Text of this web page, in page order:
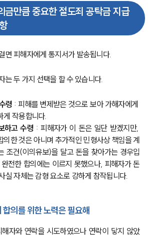
통합검색
AI대륜
사례분석/최신동향
형사 법률정보
형사소송·상담후기
업무분야
형사그룹 업무
전체
금만큼 중요한 절도죄 공탁금 지급
면 피해자에게 통지서가 발송됩니다.
는 두 가지 선택을 할 수 있습니다.
령 : 피해를 변제받은 것으로 보아 가해자에게
게 작용합니다.
하고 수령 : 피해자가 이 돈은 일단 받겠지만,
의한 것은 아니며 추가적인 민형사상 책임을 계
조건(이의유보)을 달고 돈을 찾아가는 경우입
전한 합의에는 이르지 못했으나, 피해자가 돈
실 자체는 감형 요소로 강하게 참작됩니다.
의를 위한 노력은 필요해
자와 연락을 시도하였으나 연락이 닿지 않았